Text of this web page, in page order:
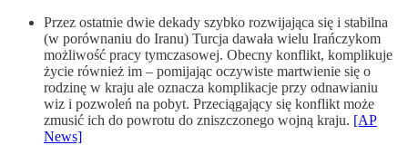
Przez ostatnie dwie dekady szybko rozwijająca się i stabilna
(w porównaniu do Iranu) Turcja dawała wielu Irańczykom
możliwość pracy tymczasowej. Obecny konflikt, komplikuje
życie również im – pomijając oczywiste martwienie się o
rodzinę w kraju ale oznacza komplikacje przy odnawianiu
wiz i pozwoleń na pobyt. Przeciągający się konflikt może
zmusić ich do powrotu do zniszczonego wojną kraju. [AP
News]